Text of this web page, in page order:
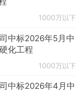
1000万以下
中标2026年5月中
化工程
1000万以下
中标2026年4月中